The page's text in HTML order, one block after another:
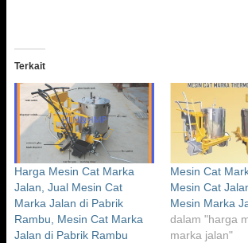
Terkait
Harga Mesin Cat Marka
Jalan, Jual Mesin Cat
Marka Jalan di Pabrik
Rambu, Mesin Cat Marka
Jalan di Pabrik Rambu
Mesin Cat
Mesin Cat
Mesin Marka
dalam "harga
marka jalan"